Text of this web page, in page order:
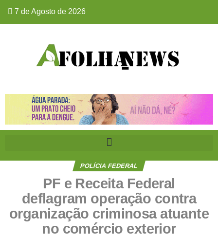
7 de Agosto de 2026
POLÍCIA FEDERAL
PF e Receita Federal
deflagram operação contra
organização criminosa atuante
no comércio exterior